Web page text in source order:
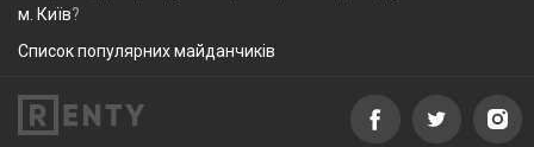
м. Київ?
Список популярних майданчиків